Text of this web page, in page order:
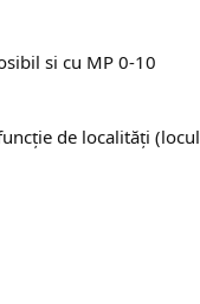
si cu MP 0-10
de localităţi